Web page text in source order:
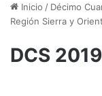
Inicio / Décimo
Región Sierra y
DCS 2019